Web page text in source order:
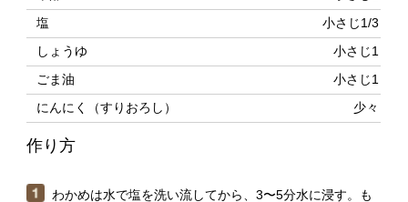
ごま油 小さじ1
にんにく（すりおろし） 少々
作り方
わかめは水で塩を洗い流してから、3〜5分水に浸す。も